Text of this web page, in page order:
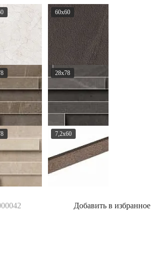
60x60
28x78
7,2x60
Добавить в избранное